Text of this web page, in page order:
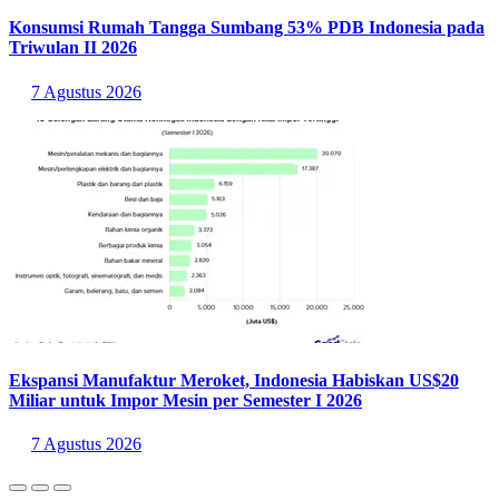
Konsumsi Rumah Tangga Sumbang 53% PDB Indonesia pada
Triwulan II 2026
7 Agustus 2026
Ekspansi Manufaktur Meroket, Indonesia Habiskan US$20
Miliar untuk Impor Mesin per Semester I 2026
7 Agustus 2026